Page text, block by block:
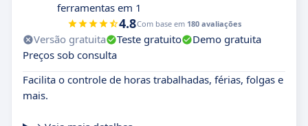
ferramentas em 1
4.8Com base em 180 avaliações
Versão gratuita Teste gratuito
Demo gratuita
Preços sob consulta
Facilita o controle de horas trabalhadas, férias, folgas e
mais.